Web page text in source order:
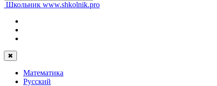
Школьник www.shkolnik.pro
✖
Математика
Русский